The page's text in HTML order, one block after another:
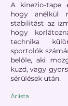
A kinezio-tape
hogy anélkül
stabilitást az
hogy
technika
sportolók
belőle, aki
küzd, vagy
sérülések után.
Árlista​